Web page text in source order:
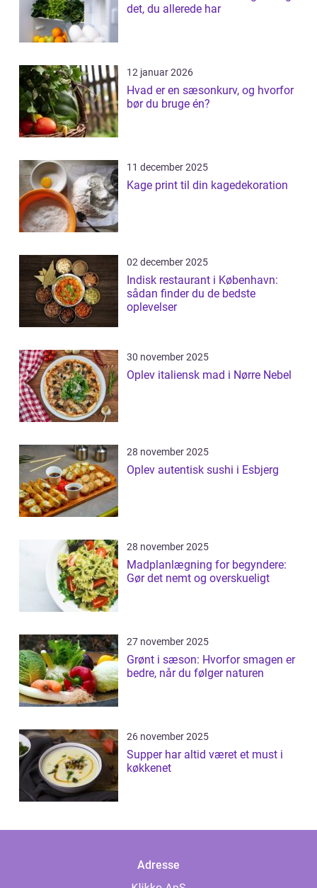
det, du allerede har
12 januar 2026
Hvad er en sæsonkurv, og hvorfor
bør du bruge én?
11 december 2025
Kage print til din kagedekoration
02 december 2025
Indisk restaurant i København:
sådan finder du de bedste
oplevelser
30 november 2025
Oplev italiensk mad i Nørre Nebel
28 november 2025
Oplev autentisk sushi i Esbjerg
28 november 2025
Madplanlægning for begyndere:
Gør det nemt og overskueligt
27 november 2025
Grønt i sæson: Hvorfor smagen er
bedre, når du følger naturen
26 november 2025
Supper har altid været et must i
køkkenet
Adresse